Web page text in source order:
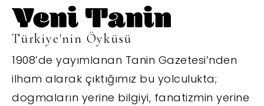
Türkiye'nin Öyküsü
1908’de yayımlanan Tanin Gazetesi’nden
ilham alarak çıktığımız bu yolculukta;
dogmaların yerine bilgiyi, fanatizmin yerine